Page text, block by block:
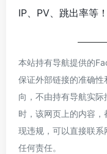
IP、PV、跳出率等！
本站持有导航提供的
保证外部链接的准确
向，不由持有导航实
时，该网页上的内容
现违规，可以直接联
任何责任。